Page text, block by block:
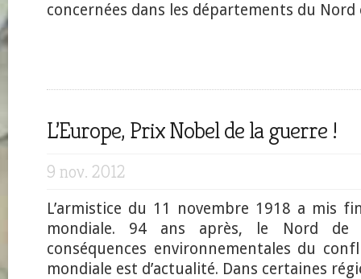
concernées dans les départements du Nord
L’Europe, Prix Nobel de la guerre !
9 nov. 2012
L’armistice du 11 novembre 1918 a mis
mondiale. 94 ans après, le Nord
conséquences environnementales du
mondiale est d’actualité. Dans certaines